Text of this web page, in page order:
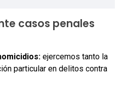
casos penales
ejercemos tanto la
particular en delitos contra